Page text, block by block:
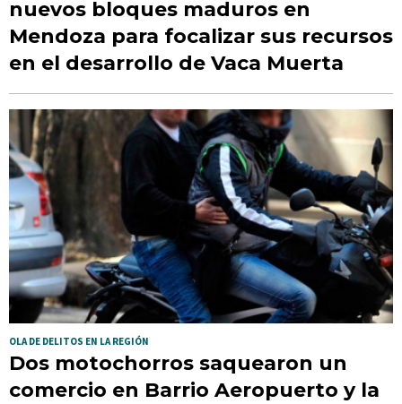
nuevos bloques maduros en
Mendoza para focalizar sus recursos
en el desarrollo de Vaca Muerta
OLA DE DELITOS EN LA REGIÓN
Dos motochorros saquearon un
comercio en Barrio Aeropuerto y la